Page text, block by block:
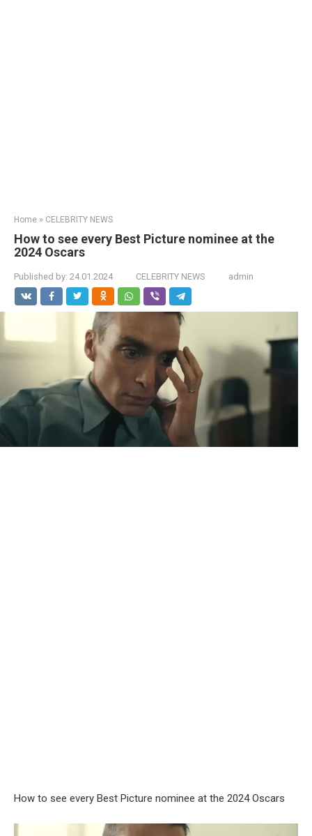
Home » CELEBRITY NEWS
How to see every Best Picture nominee at the
2024 Oscars
Published by: 24.01.2024 CELEBRITY NEWS admin
How to see every Best Picture nominee at the 2024 Oscars